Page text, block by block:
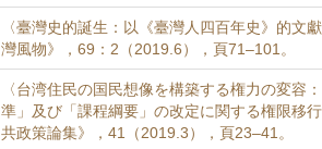
〈臺灣史的誕生：以《臺灣人四百年史》的文
灣風物》，69：2（2019.6），頁71–101。
〈台湾住民の国民想像を構築する権力の変容
準」及び「課程綱要」の改定に関する権限移
共政策論集》，41（2019.3），頁23–41。